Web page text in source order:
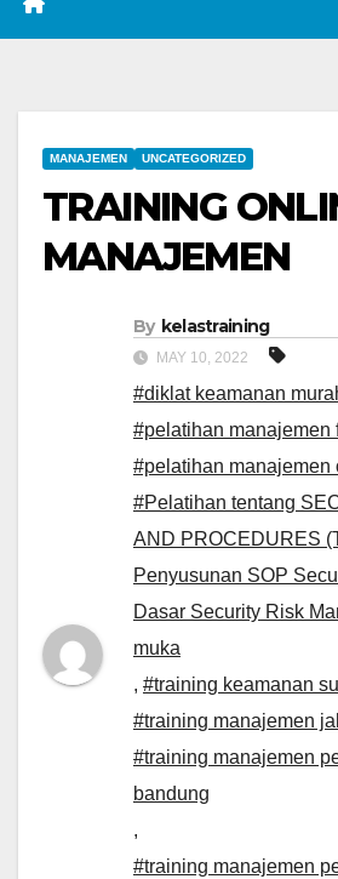
MANAJEMEN UNCATEGORIZED
TRAINING
MANAJEMEN
By kelastraining
MAY 10, 2022
#diklat keamanan
#pelatihan manajemen
#pelatihan manajemen
#Pelatihan tentang
AND PROCEDURES
Penyusunan SOP
Dasar Security Risk
muka
, #training keamanan
#training manajemen
#training manajemen
bandung
,
#training manajemen